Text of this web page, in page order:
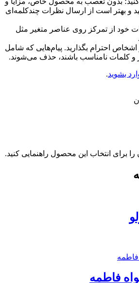
و بهتر است از ارسال نظرات چندکلمه‌‌ای
خود از تمرکز روی عناصر متغیر مثل
اشخاص احترام بگذارید. پیام‌هایی که شامل
و کلمات نامناسب باشند، حذف می‌شوند.
بشوید.
برای انتخاب این محصول راهنمایی کنید.
فاطمه